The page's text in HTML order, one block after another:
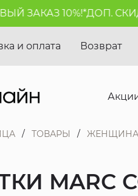
ЗАКАЗ 10%!*ДОП.
и оплата Возврат
ТОВАРЫ
MARC